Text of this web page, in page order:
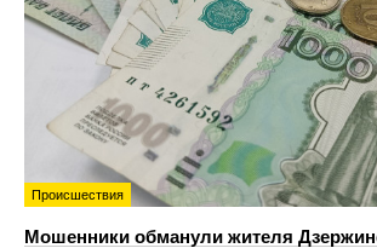
Происшествия
Мошенники обманули жителя